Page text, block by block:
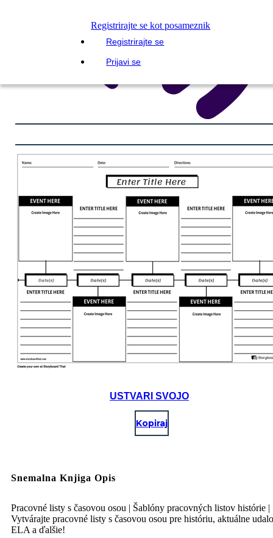
Registrirajte se kot posameznik
Registrirajte se
Prijavi se
USTVARI SVOJO
Kopiraj
Snemalna Knjiga Opis
Pracovné listy s časovou osou | Šablóny pracovných listov histórie |
Vytvárajte pracovné listy s časovou osou pre históriu, aktuálne
ELA a ďalšie!